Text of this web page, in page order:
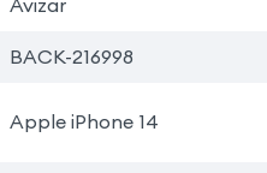
BACK-216998
Apple iPhone 14